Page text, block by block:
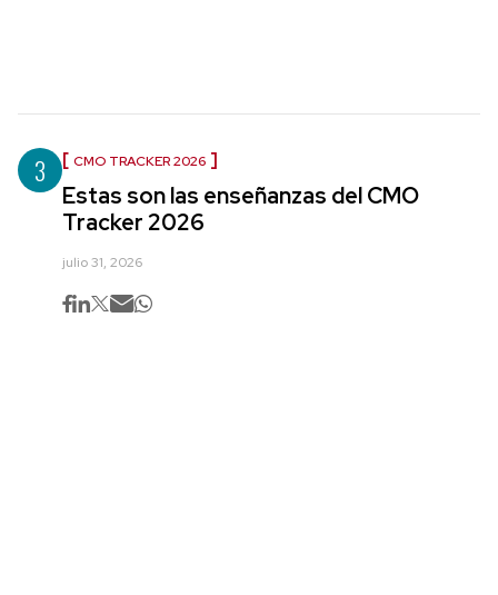
3 CMO TRACKER 2026
Estas son las enseñanzas del CMO
Tracker 2026
julio 31, 2026